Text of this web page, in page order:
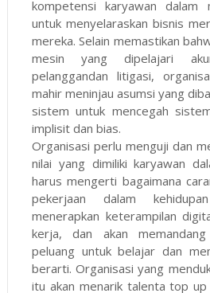
kompetensi karyawan dalam
untuk menyelaraskan bisnis
mereka. Selain memastikan
mesin yang dipelajari
pelanggandan litigasi,
mahir meninjau asumsi yang
sistem untuk mencegah
implisit dan bias.
Organisasi perlu menguji dan
nilai yang dimiliki karyawan
harus mengerti bagaimana
pekerjaan dalam
menerapkan keterampilan
kerja, dan akan
peluang untuk belajar dan
berarti. Organisasi yang
itu akan menarik talenta top